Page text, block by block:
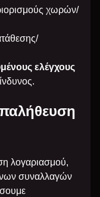
χωρών/
ελέγχους
λογαριασμού,
συναλλαγών